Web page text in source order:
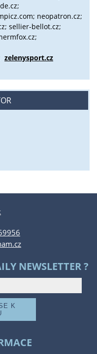
neopatron.cz;
sellier-bellot.cz;
zelenysport.cz
NEWSLETTER ?